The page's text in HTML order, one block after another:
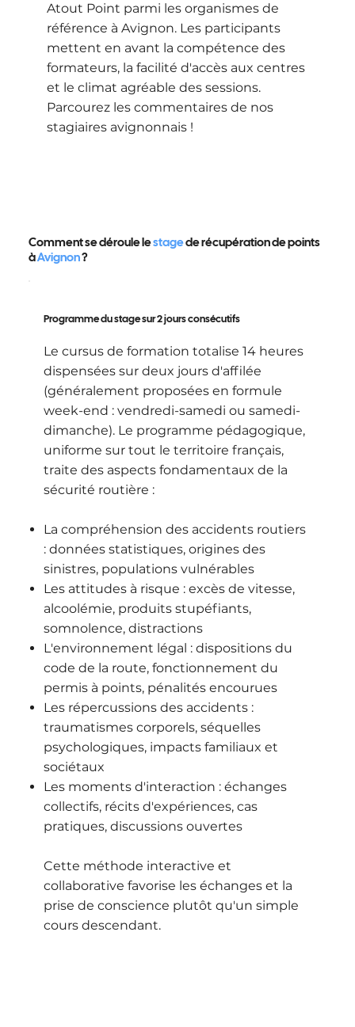
Atout Point parmi les organismes de
référence à Avignon. Les participants
mettent en avant la compétence des
formateurs, la facilité d'accès aux centres
et le climat agréable des sessions.
Parcourez les commentaires de nos
stagiaires avignonnais !
Comment se déroule lestagede récupération de points
àAvignon?
Programme du stage sur 2 jours consécutifs
Le cursus de formation totalise 14 heures
dispensées sur deux jours d'affilée
(généralement proposées en formule
week-end : vendredi-samedi ou samedi-
dimanche). Le programme pédagogique,
uniforme sur tout le territoire français,
traite des aspects fondamentaux de la
sécurité routière :
La compréhension des accidents routiers
: données statistiques, origines des
sinistres, populations vulnérables
Les attitudes à risque : excès de vitesse,
alcoolémie, produits stupéfiants,
somnolence, distractions
L'environnement légal : dispositions du
code de la route, fonctionnement du
permis à points, pénalités encourues
Les répercussions des accidents :
traumatismes corporels, séquelles
psychologiques, impacts familiaux et
sociétaux
Les moments d'interaction : échanges
collectifs, récits d'expériences, cas
pratiques, discussions ouvertes
Cette méthode interactive et
collaborative favorise les échanges et la
prise de conscience plutôt qu'un simple
cours descendant.